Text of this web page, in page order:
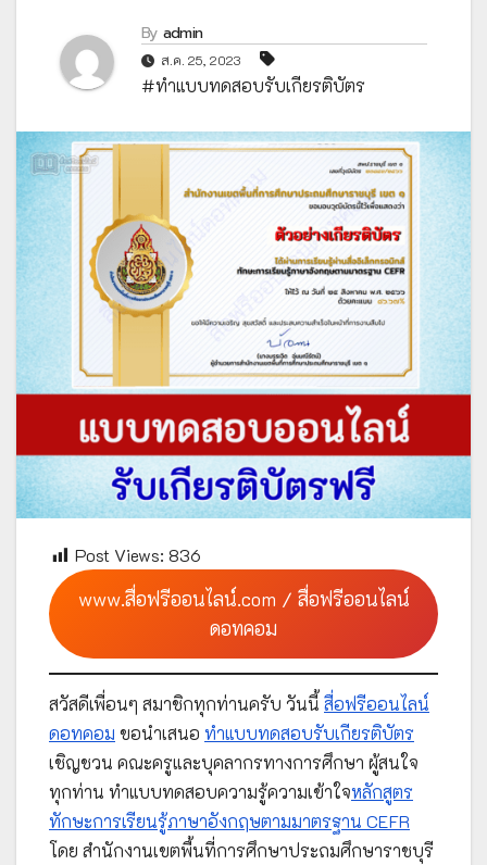
By admin
ส.ค. 25, 2023
#ทำแบบทดสอบรับเกียรติบัตร
Post Views: 836
www.สื่อฟรีออนไลน์.com / สื่อฟรีออนไลน์
ดอทคอม
สวัสดีเพื่อนๆ สมาชิกทุกท่านครับ วันนี้ สื่อฟรีออนไลน์
ดอทคอม ขอนำเสนอ ทำแบบทดสอบรับเกียรติบัตร
เชิญชวน คณะครูและบุคลากรทางการศึกษา ผู้สนใจ
ทุกท่าน ทำแบบทดสอบความรู้ความเข้าใจหลักสูตร
ทักษะการเรียนรู้ภาษาอังกฤษตามมาตรฐาน CEFR
โดย สำนักงานเขตพื้นที่การศึกษาประถมศึกษาราชบุรี